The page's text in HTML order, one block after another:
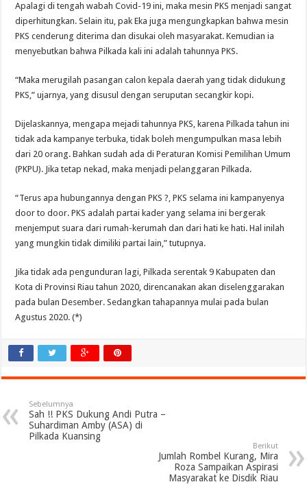
Apalagi di tengah wabah Covid-19 ini, maka mesin PKS menjadi sangat
diperhitungkan. Selain itu, pak Eka juga mengungkapkan bahwa mesin
PKS cenderung diterima dan disukai oleh masyarakat. Kemudian ia
menyebutkan bahwa Pilkada kali ini adalah tahunnya PKS.
“Maka merugilah pasangan calon kepala daerah yang tidak didukung
PKS,” ujarnya, yang disusul dengan seruputan secangkir kopi.
Dijelaskannya, mengapa mejadi tahunnya PKS, karena Pilkada tahun ini
tidak ada kampanye terbuka, tidak boleh mengumpulkan masa lebih
dari 20 orang. Bahkan sudah ada di Peraturan Komisi Pemilihan Umum
(PKPU). Jika tetap nekad, maka menjadi pelanggaran Pilkada.
“Terus apa hubungannya dengan PKS ?, PKS selama ini kampanyenya
door to door. PKS adalah partai kader yang selama ini bergerak
menjemput suara dari rumah-kerumah dan dari hati ke hati. Hal inilah
yang mungkin tidak dimiliki partai lain,” tutupnya.
Jika tidak ada pengunduran lagi, Pilkada serentak 9 Kabupaten dan
Kota di Provinsi Riau tahun 2020, direncanakan akan diselenggarakan
pada bulan Desember. Sedangkan tahapannya mulai pada bulan
Agustus 2020. (*)
Sebelumnya
Sah !! PKS Dukung Andi Putra –
Suhardiman Amby (ASA) di
Pilkada Kuansing
Berikut
Jumlah Rombel Kurang, Mira
Roza Sampaikan Aspirasi
Masyarakat ke Disdik Riau